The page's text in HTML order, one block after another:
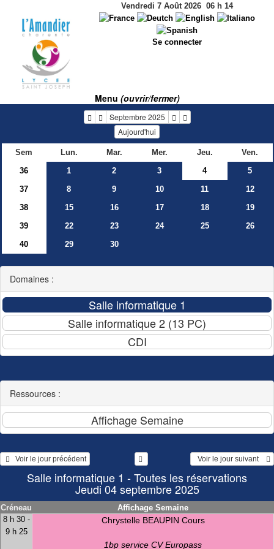
Vendredi 7 Août 2026 06 h 14
Se connecter
Menu (ouvrir/fermer)
Septembre 2025
Aujourd'hui
Sem Lun. Mar. Mer. Jeu.
Ven.
36
1 2 3 4
5
37
8 9 10 11
12
38
15 16 17 18
19
39
22 23 24 25
26
40
29 30
Domaines :
Ressources :
   Voir le jour précédent
  Voir le jour suivant
Salle informatique 1 - Toutes les réservations
Jeudi 04 septembre 2025
Créneau
Affichage Semaine
8 h 30 -
9 h 25
Chrystelle BEAUPIN Cours
1bp service CV Europass